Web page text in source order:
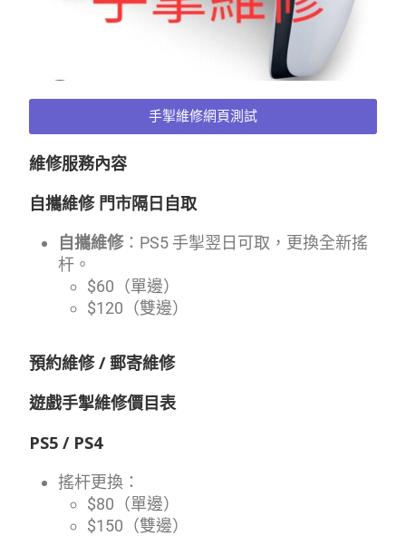
手掣維修網頁測試
維修服務內容
自攜維修 門市隔日自取
自攜維修：PS5 手掣翌日可取，更換全新搖
杆。
$60（單邊）
$120（雙邊）
預約維修 / 郵寄維修
遊戲手掣維修價目表
PS5 / PS4
搖杆更換：
$80（單邊）
$150（雙邊）